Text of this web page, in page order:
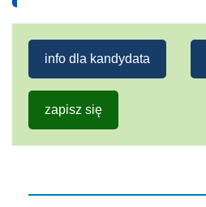
info dla kandydata
zapisz się